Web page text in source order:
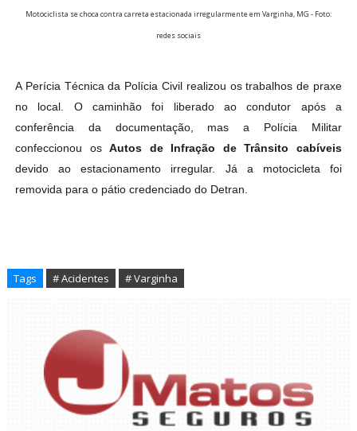
Motociclista se choca contra carreta estacionada irregularmente em Varginha, MG - Foto:
redes sociais
A Perícia Técnica da Polícia Civil realizou os trabalhos de praxe
no local. O caminhão foi liberado ao condutor após a
conferência da documentação, mas a Polícia Militar
confeccionou osAutos de Infração de Trânsito cabíveis
devido ao estacionamento irregular. Já a motocicleta foi
removida para o pátio credenciado do Detran.
Tags # Acidentes # Varginha